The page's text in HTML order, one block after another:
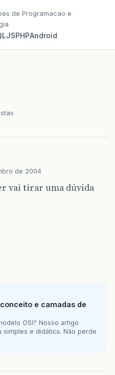
de Programacao e
JSPHPAndroid
de 2004
vai tirar uma dúvida
e camadas de
OSI? Nosso artigo
simples e didática. Não perde